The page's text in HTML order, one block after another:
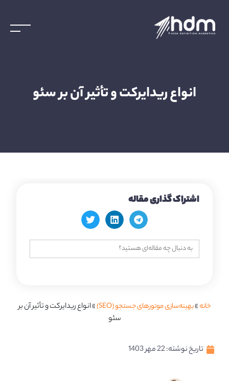
انواع ریدایرکت و تأثیر آن بر سئو
اشتراک گذاری مقاله
جستجو
برای:
خانه»بهینه‌سازی موتورهای جستجو (SEO) »انواع ریدایرکت و تأثیر آن بر
سئو
تاریخ نوشته:22 مهر 1403